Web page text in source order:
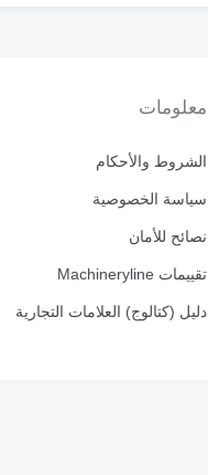
معلومات
الشروط والأحكام
سياسة الخصوصية
نصائح للأمان
تقييمات Machineryline
دليل (كتالوج) العلامات التجارية